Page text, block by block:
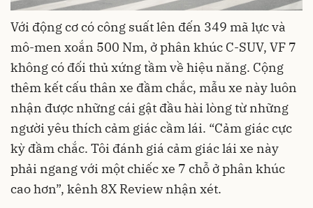
Với động cơ có công suất lên đến 349 mã lực và
mô-men xoắn 500 Nm, ở phân khúc C-SUV, VF 7
không có đối thủ xứng tầm về hiệu năng. Cộng
thêm kết cấu thân xe đầm chắc, mẫu xe này luôn
nhận được những cái gật đầu hài lòng từ những
người yêu thích cảm giác cầm lái. “Cảm giác cực
kỳ đầm chắc. Tôi đánh giá cảm giác lái xe này
phải ngang với một chiếc xe 7 chỗ ở phân khúc
cao hơn”, kênh 8X Review nhận xét.